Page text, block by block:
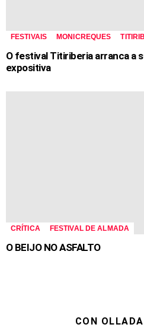
FESTIVAIS MONICREQUES
O festival Titiriberia arranca a
expositiva
CRÍTICA FESTIVAL DE ALMADA
O BEIJO NO ASFALTO
CON